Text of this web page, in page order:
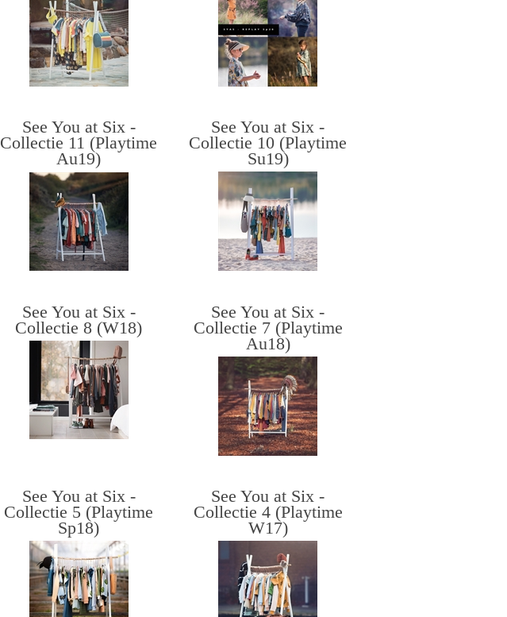
See You at Six -
Collectie 11 (Playtime
Au19)
See You at Six -
Collectie 10 (Playtime
Su19)
See You at Six -
Collectie 8 (W18)
See You at Six -
Collectie 7 (Playtime
Au18)
See You at Six -
Collectie 5 (Playtime
Sp18)
See You at Six -
Collectie 4 (Playtime
W17)